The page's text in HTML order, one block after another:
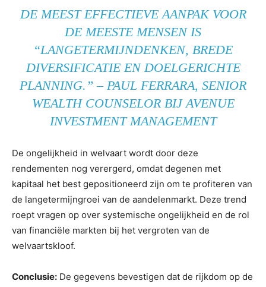
DE MEEST EFFECTIEVE AANPAK VOOR
DE MEESTE MENSEN IS
“LANGETERMIJNDENKEN, BREDE
DIVERSIFICATIE EN DOELGERICHTE
PLANNING.” – PAUL FERRARA, SENIOR
WEALTH COUNSELOR BIJ AVENUE
INVESTMENT MANAGEMENT
De ongelijkheid in welvaart wordt door deze
rendementen nog verergerd, omdat degenen met
kapitaal het best gepositioneerd zijn om te profiteren van
de langetermijngroei van de aandelenmarkt. Deze trend
roept vragen op over systemische ongelijkheid en de rol
van financiële markten bij het vergroten van de
welvaartskloof.
Conclusie: De gegevens bevestigen dat de rijkdom op de